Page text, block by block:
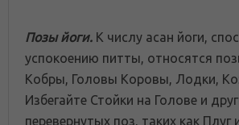
Позы йоги. К числу асан йоги,
успокоению питты, относятся
Кобры, Головы Коровы, Лодки,
Избегайте Стойки на Голове и
перевернутых поз, таких как Плуг